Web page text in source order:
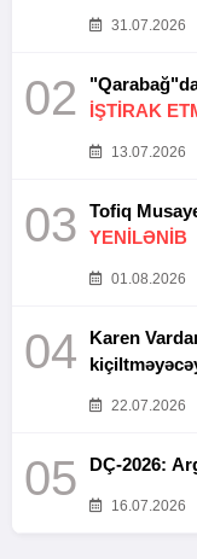
31.07.2026
02
İŞTİRAK
13.07.2026
03
YENİLƏNİB
01.08.2026
04
Karen
22.07.2026
05 DÇ-2026:
16.07.2026